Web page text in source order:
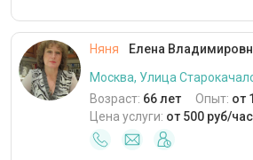
Няня Елена
Москва, Улица
Возраст: 66 лет Опыт: от
Цена услуги: от 500 руб/час